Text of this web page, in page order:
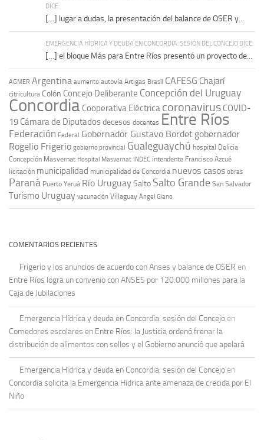
DICE:
[…] lugar a dudas, la presentación del balance de OSER y...
EMERGENCIA HÍDRICA Y DEUDA EN CONCORDIA: SESIÓN DEL CONCEJO DICE:
[…] el bloque Más para Entre Ríos presentó un proyecto de...
AGMER Argentina aumento autovía Artigas Brasil CAFESG Chajarí
citricultura Colón Concejo Deliberante Concepción del Uruguay
Concordia Cooperativa Eléctrica coronavirus COVID-
19 Cámara de Diputadosdecesos docentes Entre Ríos
Federación Federal Gobernador Gustavo Bordet gobernador
Rogelio Frigerio gobierno provincial Gualeguaychú hospital Delicia
Concepción Masvernat Hospital Masvernat INDEC intendente Francisco Azcué
licitación municipalidad municipalidad de Concordia nuevos casos obras
Paraná Puerto Yeruá Río UruguaySalto Salto Grande San Salvador
Turismo Uruguay vacunación Villaguay Ángel Giano
COMENTARIOS RECIENTES
Frigerio y los anuncios de acuerdo con Anses y balance de OSER en
Entre Ríos logra un convenio con ANSES por 120.000 millones para la
Caja de Jubilaciones
Emergencia Hídrica y deuda en Concordia: sesión del Concejo en
Comedores escolares en Entre Ríos: la Justicia ordenó frenar la
distribución de alimentos con sellos y el Gobierno anunció que apelará
Emergencia Hídrica y deuda en Concordia: sesión del Concejo en
Concordia solicita la Emergencia Hídrica ante amenaza de crecida por El
Niño